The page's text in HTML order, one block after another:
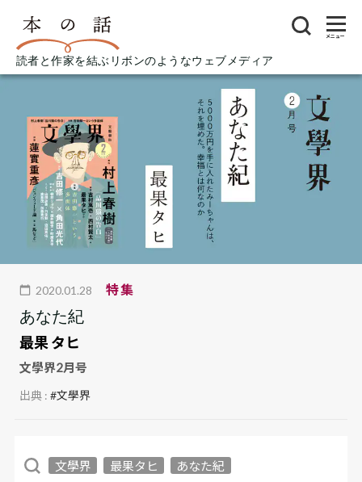
読者と作家を結ぶリボンのようなウェブメディア
メニュー
2020.01.28 特集
あなた紀
最果 タヒ
文學界2月号
出典 :#文學界
文學界 最果タヒ あなた紀